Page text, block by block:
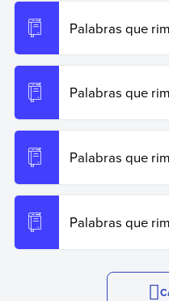
Palabras que
Palabras que
Palabras que
Palabras que